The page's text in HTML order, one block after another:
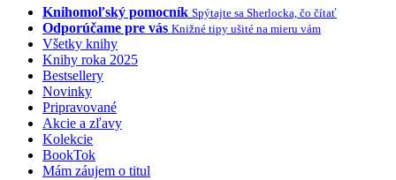
Knihomoľský pomocník Spýtajte sa Sherlocka, čo čítať
Odporúčame pre vás Knižné tipy ušité na mieru vám
Všetky knihy
Knihy roka 2025
Bestsellery
Novinky
Pripravované
Akcie a zľavy
Kolekcie
BookTok
Mám záujem o titul